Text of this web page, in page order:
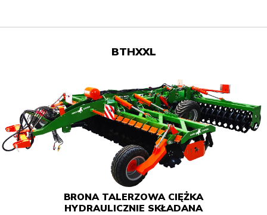
BTHXXL
BRONA TALERZOWA CIĘŻKA
HYDRAULICZNIE SKŁADANA